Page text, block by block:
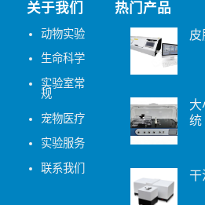
关于我们
动物实验
生命科学
实验室常
规
宠物医疗
实验服务
联系我们
热门产品
皮
大
统
干